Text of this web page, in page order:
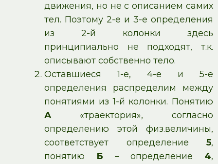
движения, но не с описанием самих
тел. Поэтому 2-е и 3-е определения
из 2-й колонки здесь
принципиально не подходят, т.к.
описывают собственно тело.
Оставшиеся 1-е, 4-е и 5-е
определения распределим между
понятиями из 1-й колонки. Понятию
А «траектория», согласно
определению этой физ.величины,
соответствует определение 5,
понятию
Б – определение 4,